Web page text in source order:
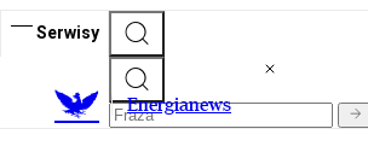
Serwisy
Energianews